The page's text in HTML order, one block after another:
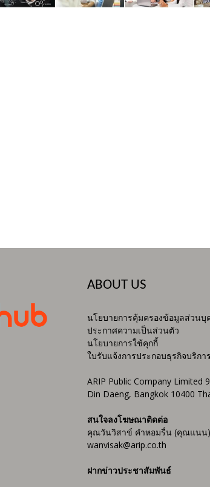
ABOUT US
นโยบายการคุ้มครองข้อมูลส่วนบุ
ประกาศความเป็นส่วนตัว
นโยบายการใช้คุกกี้
ใบรับแจ้งการประกอบธุรกิจบริก
ARIP Public Company Limited
Din Daeng, Bangkok 10400
สนใจลงโฆษณาติดต่อ
คุณวันวิสาข์ คำหอมรื่น (คุณแนน)
wanvisak@arip.co.th
ฝากข่าวประชาสัมพันธ์